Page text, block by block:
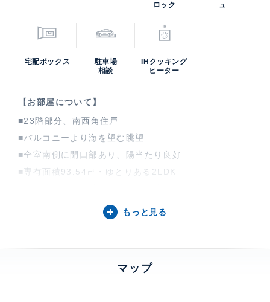
ロック
ュ
宅配ボックス
駐車場
相談
IHクッキング
ヒーター
【お部屋について】
■23階部分、南西角住戸
■バルコニーより海を望む眺望
■全室南側に開口部あり、陽当たり良好
■専有面積93.54㎡・ゆとりある2LDK
■24時間有人管理・夜間も警備員が常駐
■ホテルライクな内廊下設計
もっと見る
マップ